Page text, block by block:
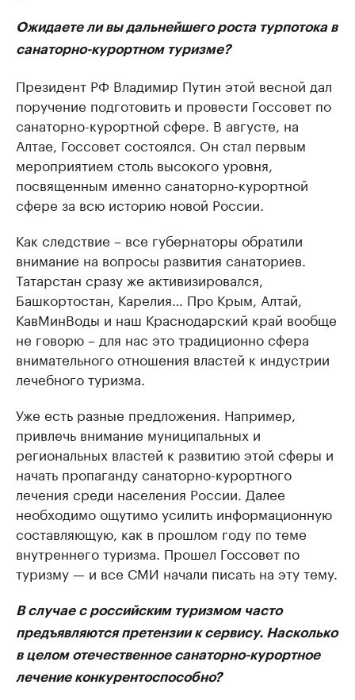
Ожидаете ли вы дальнейшего роста турпотока в
санаторно-курортном туризме?
Президент РФ Владимир Путин этой весной дал
поручение подготовить и провести Госсовет по
санаторно-курортной сфере. В августе, на
Алтае, Госсовет состоялся. Он стал первым
мероприятием столь высокого уровня,
посвященным именно санаторно-курортной
сфере за всю историю новой России.
Как следствие – все губернаторы обратили
внимание на вопросы развития санаториев.
Татарстан сразу же активизировался,
Башкортостан, Карелия… Про Крым, Алтай,
КавМинВоды и наш Краснодарский край вообще
не говорю – для нас это традиционно сфера
внимательного отношения властей к индустрии
лечебного туризма.
Уже есть разные предложения. Например,
привлечь внимание муниципальных и
региональных властей к развитию этой сферы и
начать пропаганду санаторно-курортного
лечения среди населения России. Далее
необходимо ощутимо усилить информационную
составляющую, как в прошлом году по теме
внутреннего туризма. Прошел Госсовет по
туризму — и все СМИ начали писать на эту тему.
В случае с российским туризмом часто
предъявляются претензии к сервису. Насколько
в целом отечественное санаторно-курортное
лечение конкурентоспособно?